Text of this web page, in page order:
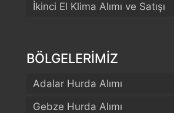
İkinci El Klima Alımı ve Satışı
BÖLGELERİMİZ
Adalar Hurda Alımı
Gebze Hurda Alımı